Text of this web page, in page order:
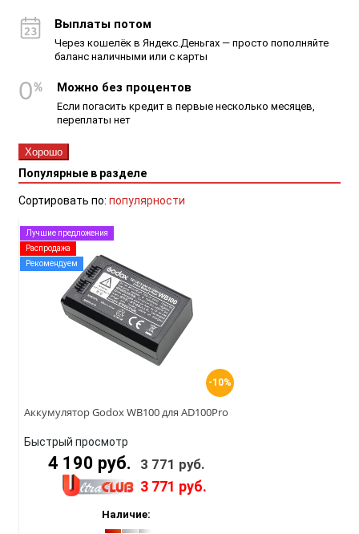
Выплаты потом
Через кошелёк в Яндекс.Деньгах — просто пополняйте
баланс наличными или с карты
Можно без процентов
Если погасить кредит в первые несколько месяцев,
переплаты нет
Хорошо
Популярные в разделе
Сортировать по: популярности
-10%
Лучшие предложения
Распродажа
Рекомендуем
Аккумулятор Godox WB100 для AD100Pro
Быстрый просмотр
4 190 руб. 3 771 руб.
3 771 руб.
Наличие: